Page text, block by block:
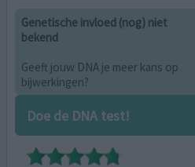
Genetische invloed (nog) niet
bekend
Geeft jouw DNA je meer kans op
bijwerkingen?
Doe de DNA test!